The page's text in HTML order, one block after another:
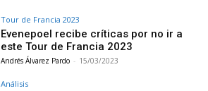
Tour de Francia 2023
Evenepoel recibe críticas por no ir a
este Tour de Francia 2023
Andrés Álvarez Pardo - 15/03/2023
Análisis